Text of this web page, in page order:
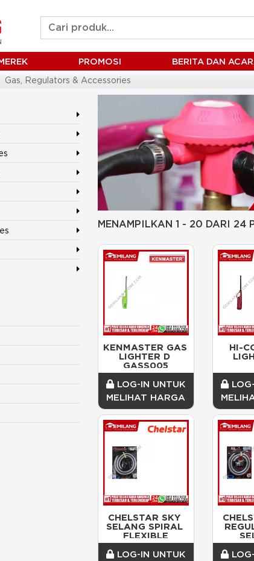
PROMOSI BERITA DAN
Gas, Regulators & Accessories
MENAMPILKAN 1 - 20 DARI 24
KENMASTER GAS
LIGHTER D
GASS005
LOG-IN UNTUK
MELIHAT HARGA
HI-
CHELSTAR SKY
SELANG SPIRAL
FLEXIBLE
LOG-IN UNTUK